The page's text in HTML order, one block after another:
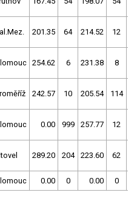
201.35 64 214.52 12
254.62 6 231.38 8
242.57 10 205.54 114
0.00 999 257.77 12
289.20 204 223.60 62
0.00 0 0.00 0